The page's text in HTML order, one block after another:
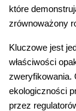
które
zrównoważony
Kluczowe jest
właściwości
zweryfikowania.
ekologiczności
przez